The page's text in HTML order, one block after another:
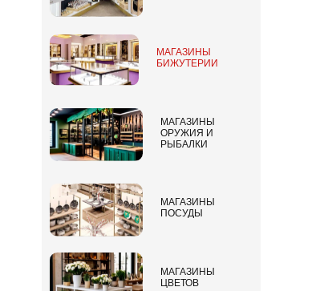
МАГАЗИНЫ
БИЖУТЕРИИ
МАГАЗИНЫ
ОРУЖИЯ И
РЫБАЛКИ
МАГАЗИНЫ
ПОСУДЫ
МАГАЗИНЫ
ЦВЕТОВ